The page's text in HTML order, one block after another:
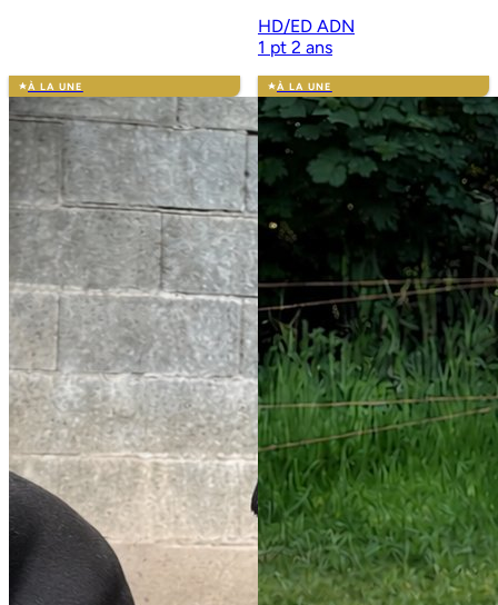
HD/ED ADN
1 pt 2 ans
À LA UNE À LA UNE